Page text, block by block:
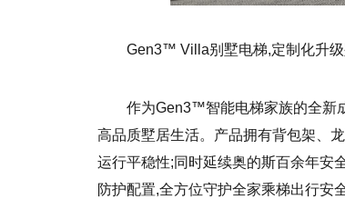
Gen3™ Villa别墅电梯,定制化升
作为Gen3™智能电梯家族的全新
高品质墅居生活。产品拥有背包架、
运行平稳性;同时延续奥的斯百余年安
防护配置,全方位守护全家乘梯出行安全